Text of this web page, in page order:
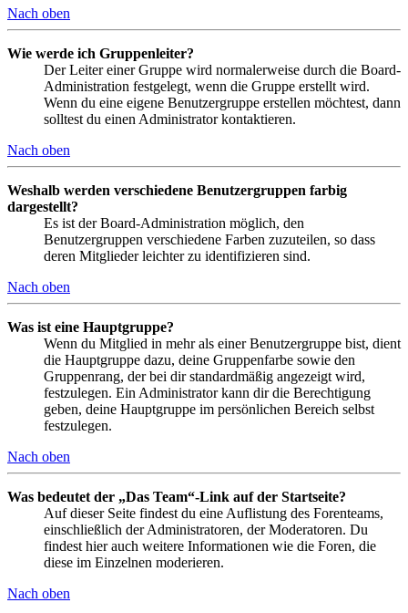
Nach oben
Wie werde ich Gruppenleiter?
Der Leiter einer Gruppe wird normalerweise durch die Board-
Administration festgelegt, wenn die Gruppe erstellt wird.
Wenn du eine eigene Benutzergruppe erstellen möchtest, dann
solltest du einen Administrator kontaktieren.
Nach oben
Weshalb werden verschiedene Benutzergruppen farbig
dargestellt?
Es ist der Board-Administration möglich, den
Benutzergruppen verschiedene Farben zuzuteilen, so dass
deren Mitglieder leichter zu identifizieren sind.
Nach oben
Was ist eine Hauptgruppe?
Wenn du Mitglied in mehr als einer Benutzergruppe bist, dient
die Hauptgruppe dazu, deine Gruppenfarbe sowie den
Gruppenrang, der bei dir standardmäßig angezeigt wird,
festzulegen. Ein Administrator kann dir die Berechtigung
geben, deine Hauptgruppe im persönlichen Bereich selbst
festzulegen.
Nach oben
Was bedeutet der „Das Team“-Link auf der Startseite?
Auf dieser Seite findest du eine Auflistung des Forenteams,
einschließlich der Administratoren, der Moderatoren. Du
findest hier auch weitere Informationen wie die Foren, die
diese im Einzelnen moderieren.
Nach oben